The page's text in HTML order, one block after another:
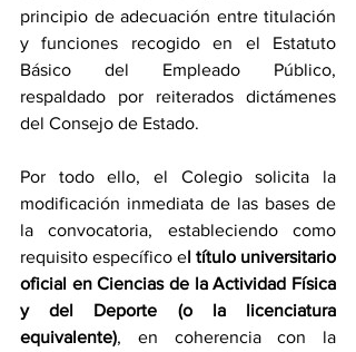
principio de adecuación entre titulación
y funciones recogido en el Estatuto
Básico del Empleado Público,
respaldado por reiterados dictámenes
del Consejo de Estado.
Por todo ello, el Colegio solicita la
modificación inmediata de las bases de
la convocatoria, estableciendo como
requisito específico el título universitario
oficial en Ciencias de la Actividad Física
y del Deporte (o la licenciatura
equivalente), en coherencia con la